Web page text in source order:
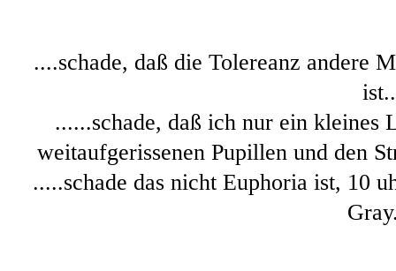
....schade, daß die Tolereanz andere
......schade, daß ich nur ein
weitaufgerissenen Pupillen und den
.....schade das nicht Euphoria ist, 10